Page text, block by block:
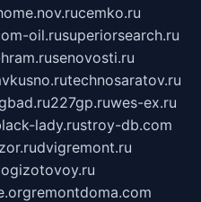
cemko.ru
oil.rusuperiorsearch.ru
senovosti.ru
technosaratov.ru
227gp.ruwes-ex.ru
lady.rustroy-db.com
dvigremont.ru
remontdoma.com